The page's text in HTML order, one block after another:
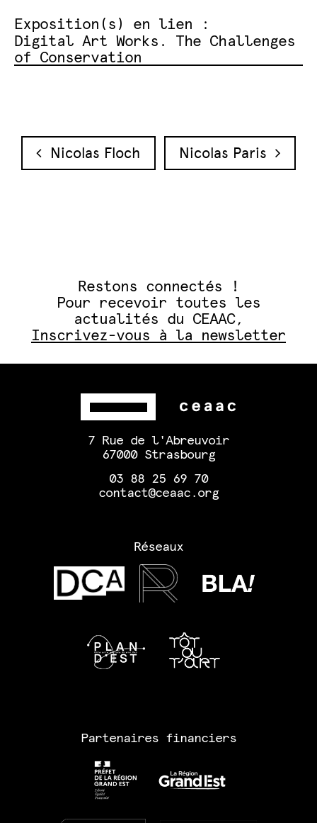
Exposition(s) en lien :
Digital Art Works. The Challenges
of Conservation
Navigation des articles
Nicolas Floch Nicolas Paris
Restons connectés !
Pour recevoir toutes les
actualités du CEAAC,
Inscrivez-vous à la newsletter
7 Rue de l'Abreuvoir
67000 Strasbourg
03 88 25 69 70
contact@ceaac.org
Réseaux
Partenaires financiers